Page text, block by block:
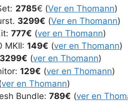
2785€ (Ver en Thomann)
3299€ (Ver en Thomann)
777€ (ver en Thomann)
MKII: 149€ (ver en Thomann)
3299€ (ver en Thomann)
129€ (ver en Thomann)
ver en Thomann)
Bundle: 789€ (ver en